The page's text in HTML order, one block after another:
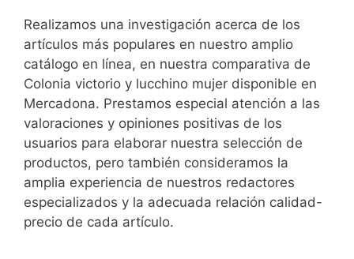
Realizamos una investigación acerca de los
artículos más populares en nuestro amplio
catálogo en línea, en nuestra comparativa de
Colonia victorio y lucchino mujer disponible en
Mercadona. Prestamos especial atención a las
valoraciones y opiniones positivas de los
usuarios para elaborar nuestra selección de
productos, pero también consideramos la
amplia experiencia de nuestros redactores
especializados y la adecuada relación calidad-
precio de cada artículo.